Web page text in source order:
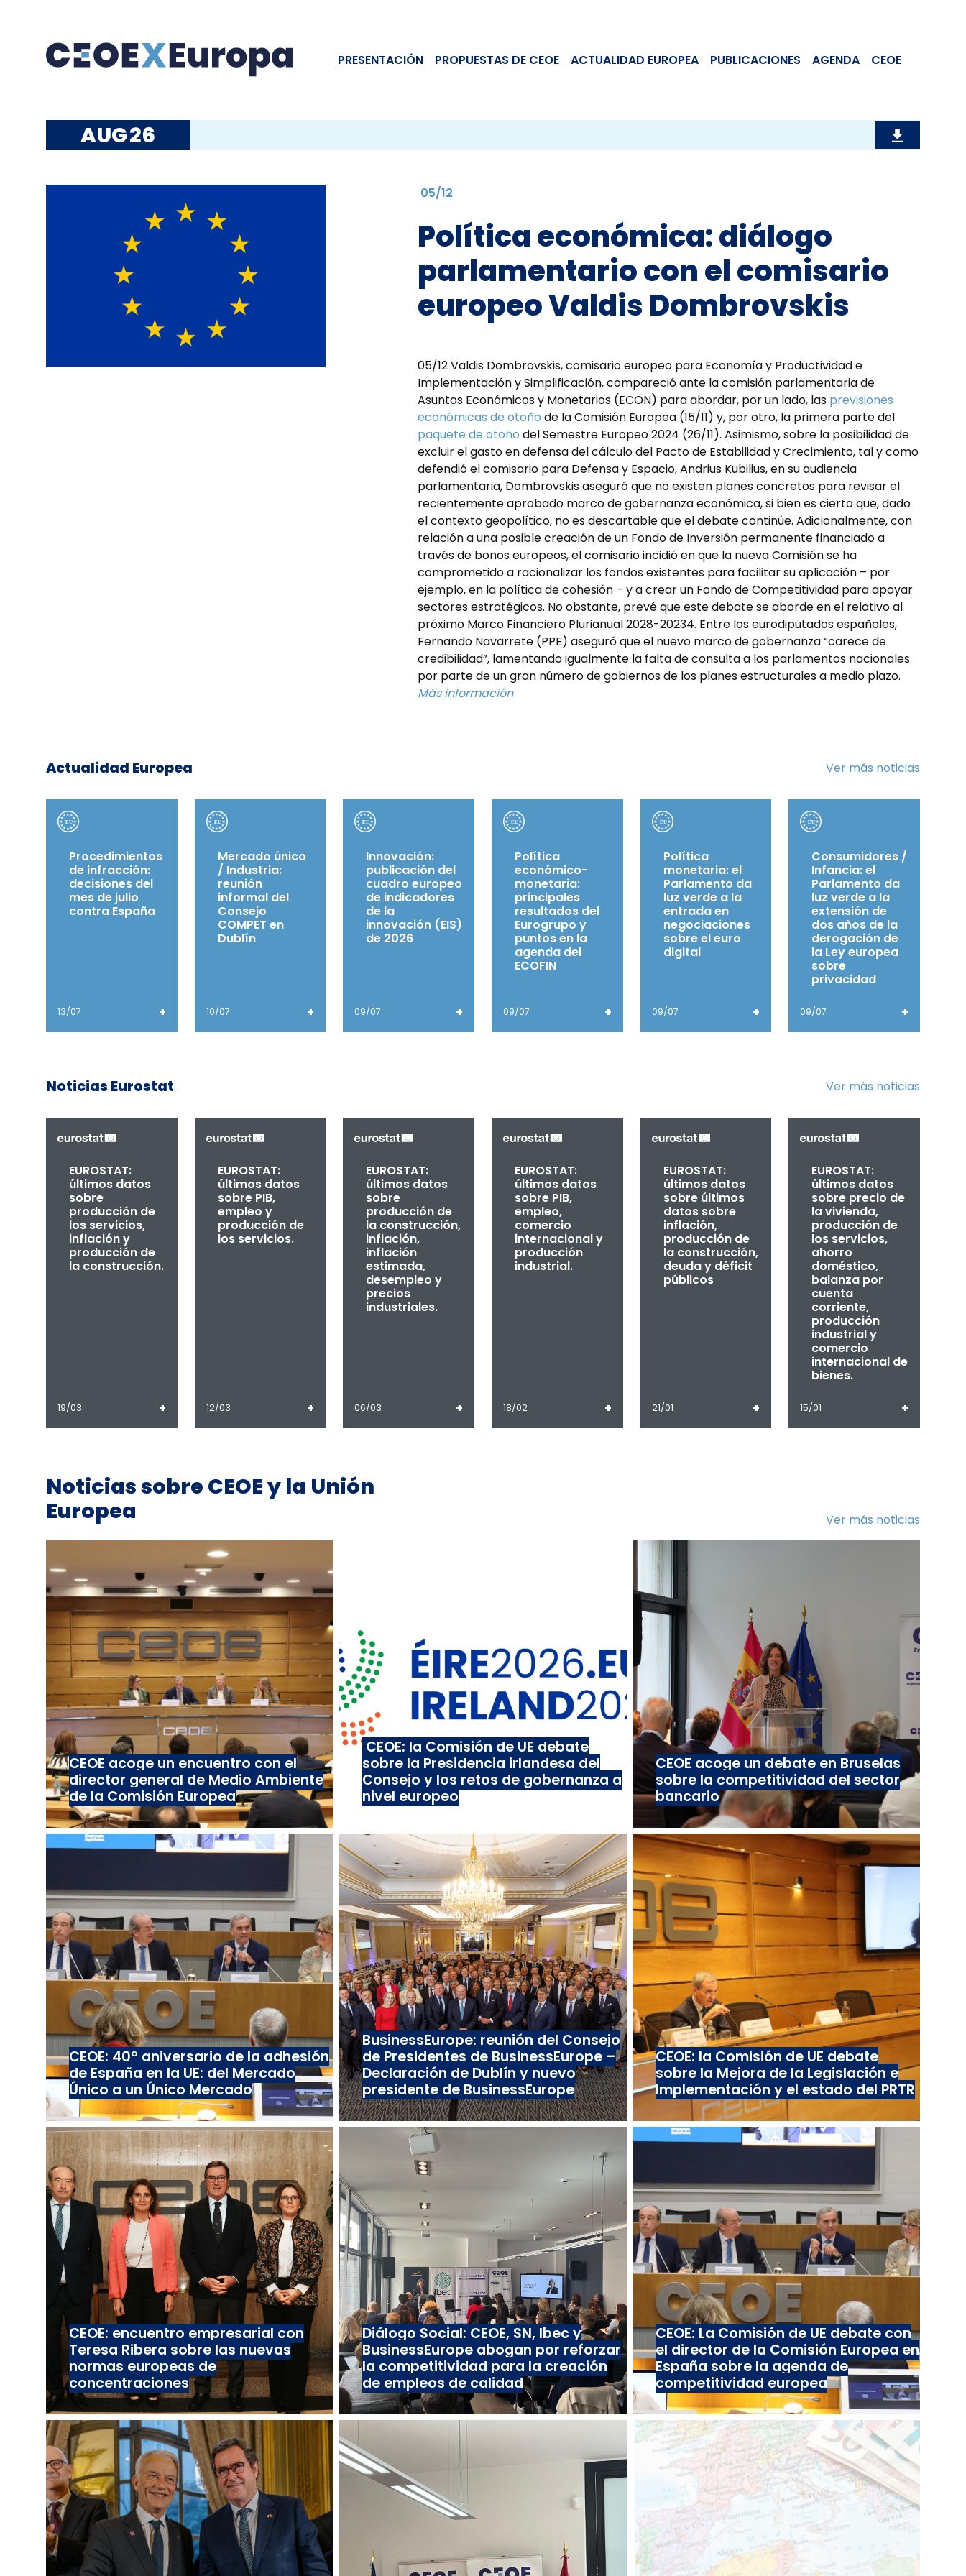
PRESENTACIÓN PROPUESTAS DE CEOE ACTUALIDAD EUROPEA PUBLICACIONES AGENDA CEOE
AUG26
05/12
Política económica: diálogo
parlamentario con el comisario
europeo Valdis Dombrovskis
05/12 Valdis Dombrovskis, comisario europeo para Economía y Productividad e
Implementación y Simplificación, compareció ante la comisión parlamentaria de
Asuntos Económicos y Monetarios (ECON) para abordar, por un lado, las previsiones
económicas de otoño de la Comisión Europea (15/11) y, por otro, la primera parte del
paquete de otoño del Semestre Europeo 2024 (26/11). Asimismo, sobre la posibilidad de
excluir el gasto en defensa del cálculo del Pacto de Estabilidad y Crecimiento, tal y como
defendió el comisario para Defensa y Espacio, Andrius Kubilius, en su audiencia
parlamentaria, Dombrovskis aseguró que no existen planes concretos para revisar el
recientemente aprobado marco de gobernanza económica, si bien es cierto que, dado
el contexto geopolítico, no es descartable que el debate continúe. Adicionalmente, con
relación a una posible creación de un Fondo de Inversión permanente financiado a
través de bonos europeos, el comisario incidió en que la nueva Comisión se ha
comprometido a racionalizar los fondos existentes para facilitar su aplicación – por
ejemplo, en la política de cohesión – y a crear un Fondo de Competitividad para apoyar
sectores estratégicos. No obstante, prevé que este debate se aborde en el relativo al
próximo Marco Financiero Plurianual 2028-20234. Entre los eurodiputados españoles,
Fernando Navarrete (PPE) aseguró que el nuevo marco de gobernanza “carece de
credibilidad”, lamentando igualmente la falta de consulta a los parlamentos nacionales
por parte de un gran número de gobiernos de los planes estructurales a medio plazo.
Más información
Actualidad Europea Ver más noticias
Procedimientos
de infracción:
decisiones del
mes de julio
contra España
13/07 +
Mercado único
/ Industria:
reunión
informal del
Consejo
COMPET en
Dublín
10/07 +
Innovación:
publicación del
cuadro europeo
de indicadores
de la
innovación (EIS)
de 2026
09/07 +
Política
económico-
monetaria:
principales
resultados del
Eurogrupo y
puntos en la
agenda del
ECOFIN
09/07 +
Política
monetaria: el
Parlamento da
luz verde a la
entrada en
negociaciones
sobre el euro
digital
09/07 +
Consumidores /
Infancia: el
Parlamento da
luz verde a la
extensión de
dos años de la
derogación de
la Ley europea
sobre
privacidad
09/07 +
Noticias Eurostat Ver más noticias
EUROSTAT:
últimos datos
sobre
producción de
los servicios,
inflación y
producción de
la construcción.
19/03 +
EUROSTAT:
últimos datos
sobre PIB,
empleo y
producción de
los servicios.
12/03 +
EUROSTAT:
últimos datos
sobre
producción de
la construcción,
inflación,
inflación
estimada,
desempleo y
precios
industriales.
06/03 +
EUROSTAT:
últimos datos
sobre PIB,
empleo,
comercio
internacional y
producción
industrial.
18/02 +
EUROSTAT:
últimos datos
sobre últimos
datos sobre
inflación,
producción de
la construcción,
deuda y déficit
públicos
21/01 +
EUROSTAT:
últimos datos
sobre precio de
la vivienda,
producción de
los servicios,
ahorro
doméstico,
balanza por
cuenta
corriente,
producción
industrial y
comercio
internacional de
bienes.
15/01 +
Noticias sobre CEOE y la Unión
Europea
Ver más noticias
CEOE acoge un encuentro con el
director general de Medio Ambiente
de la Comisión Europea
CEOE: la Comisión de UE debate
sobre la Presidencia irlandesa del
Consejo y los retos de gobernanza a
nivel europeo
CEOE acoge un debate en Bruselas
sobre la competitividad del sector
bancario
CEOE: 40º aniversario de la adhesión
de España en la UE: del Mercado
Único a un Único Mercado
BusinessEurope: reunión del Consejo
de Presidentes de BusinessEurope –
Declaración de Dublín y nuevo
presidente de BusinessEurope
CEOE: la Comisión de UE debate
sobre la Mejora de la Legislación e
Implementación y el estado del PRTR
CEOE: encuentro empresarial con
Teresa Ribera sobre las nuevas
normas europeas de
concentraciones
Diálogo Social: CEOE, SN, Ibec y
BusinessEurope abogan por reforzar
la competitividad para la creación
de empleos de calidad
CEOE: La Comisión de UE debate con
el director de la Comisión Europea en
España sobre la agenda de
competitividad europea